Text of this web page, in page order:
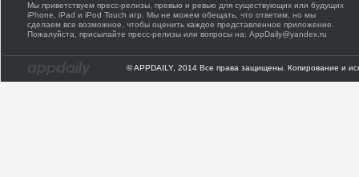
Мы приветствуем пресс-релизы, превью и ревью для существующих или будущих
iPhone, iPad и iPod Touch игр. Мы не можем обещать, что ответим, но мы
сделаем все возможное, чтобы оценить каждое представленное приложение.
Пожалуйста, присылайте пресс-релизы или вопросы на: AppDaily@yandex.ru
© APPDAILY, 2014 Все права защищены. Копирование и